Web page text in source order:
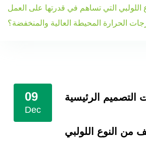
اللولبي التي تساهم في قدرتها على العمل
الحرارة المحيطة العالية والمنخفضة؟
09
Dec
التصميم الرئيسية
من النوع اللولبي